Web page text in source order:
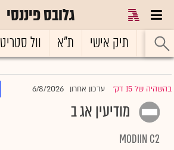
גלובס פיננסי
ראשי תיק אישי ת"א וול סטריט
בהשהיה של 15 דק' |עדכון אחרון 6/8/2026
מודיעין אג ב
MODIIN C2